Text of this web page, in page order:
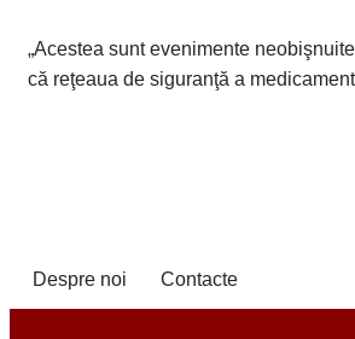
„Acestea sunt evenimente
că reţeaua de siguranţă a
Despre noi Contacte